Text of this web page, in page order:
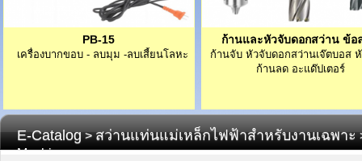
PB-15
เครื่องบากขอบ - ลบมุม -ลบเสี้ยนโลหะ
ก้านและหัวจับดอกสว่าน ข้อ
ก้านจับ หัวจับดอกสว่านเจ๊ตบอส
ก้านลด อะแด๊ปเตอร์
E-Catalog>สว่านแท่นแม่เหล็กไฟฟ้าสำหรับงานเฉพาะ
Machine